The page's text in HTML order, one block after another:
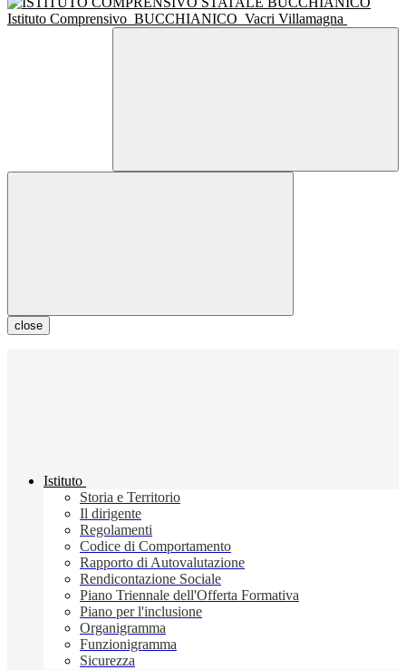
Istituto Comprensivo BUCCHIANICO Vacri Villamagna
close
Istituto
Storia e Territorio
Il dirigente
Regolamenti
Codice di Comportamento
Rapporto di Autovalutazione
Rendicontazione Sociale
Piano Triennale dell'Offerta Formativa
Piano per l'inclusione
Organigramma
Funzionigramma
Sicurezza